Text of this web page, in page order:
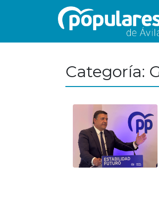
Categoría: